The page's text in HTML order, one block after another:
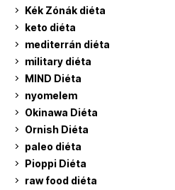
Kék Zónák diéta
keto diéta
mediterrán diéta
military diéta
MIND Diéta
nyomelem
Okinawa Diéta
Ornish Diéta
paleo diéta
Pioppi Diéta
raw food diéta